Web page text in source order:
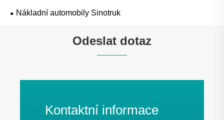
Nákladní automobily Sinotruk
Odeslat dotaz
Kontaktní informace